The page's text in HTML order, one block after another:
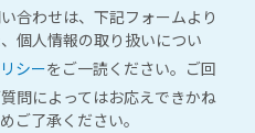
合わせは、下記フォームより
個人情報の取り扱いについ
シーをご一読ください。ご回
問によってはお応えできかね
ご了承ください。